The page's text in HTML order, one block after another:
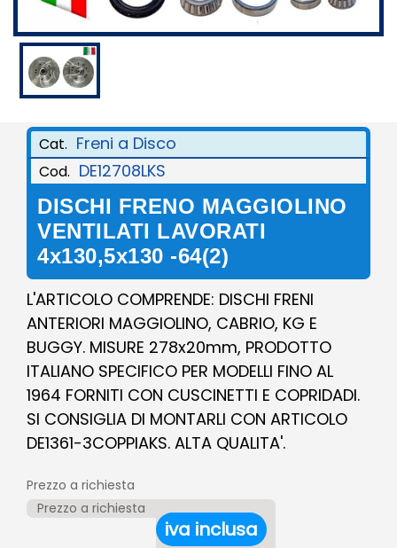
Cat. Freni a Disco
Cod. DE12708LKS
DISCHI FRENO MAGGIOLINO
VENTILATI LAVORATI
4x130,5x130 -64(2)
L'ARTICOLO COMPRENDE: DISCHI FRENI
ANTERIORI MAGGIOLINO, CABRIO, KG E
BUGGY. MISURE 278x20mm, PRODOTTO
ITALIANO SPECIFICO PER MODELLI FINO AL
1964 FORNITI CON CUSCINETTI E COPRIDADI.
SI CONSIGLIA DI MONTARLI CON ARTICOLO
DE1361-3COPPIAKS. ALTA QUALITA'.
Prezzo a richiesta
Prezzo a richiesta
iva inclusa